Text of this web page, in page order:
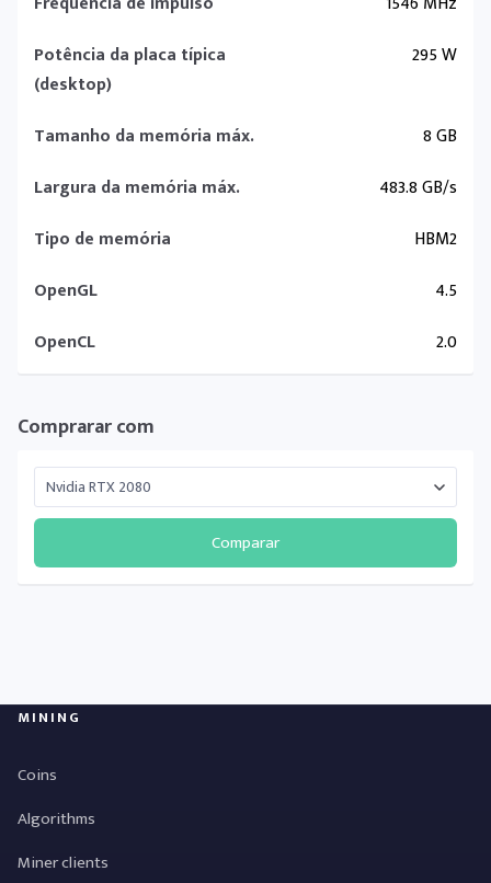
Potência da placa típica
(desktop)
295 W
Tamanho da memória máx.
8 GB
Largura da memória máx.
483.8 GB/s
Tipo de memória
HBM2
OpenGL
4.5
OpenCL
2.0
Comprarar com
Comparar
MINING
Coins
Algorithms
Miner clients